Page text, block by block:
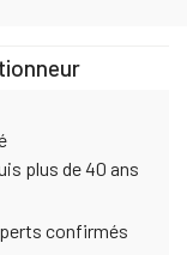
plus de 40 ans
confirmés